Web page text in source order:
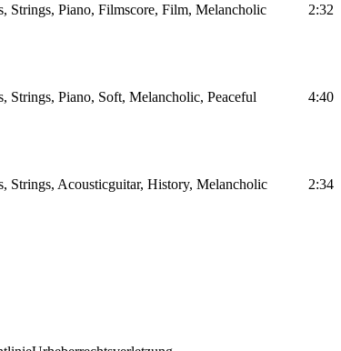
Strings, Piano, Filmscore, Film, Melancholic 2:32
Strings, Piano, Soft, Melancholic, Peaceful 4:40
Strings, Acousticguitar, History, Melancholic 2:34